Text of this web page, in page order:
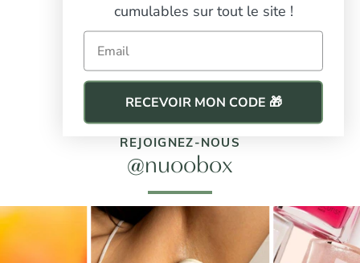
peau plus saine
L'ensemble de nos soins bio pour visage Mossa ne
contiennent pas de matières nuisibles tels que les
parabènes qui peuvent provoquer des irritations de la
peau. En appliquant rigoureusement nos Mossa vous
retrouverez un éclat naturel sur votre peau de visage.
geste essentiel pour préserver l'éclat et la santé de sa
peau et préserver une peau éclatante et radieuse. Purgez
doux mais efficace et permettez à votre peau de rester
fraîche grâce à un traitement Mossa. Garantissez ensuite
l'hydratation de votre peau avec les soins nourrissants de
chez Mossa. Les formules des produits Mossa sont un
REJOIGNEZ-NOUS
@nuoobox
cumulables sur tout le site !
Email
RECEVOIR MON CODE 🎁